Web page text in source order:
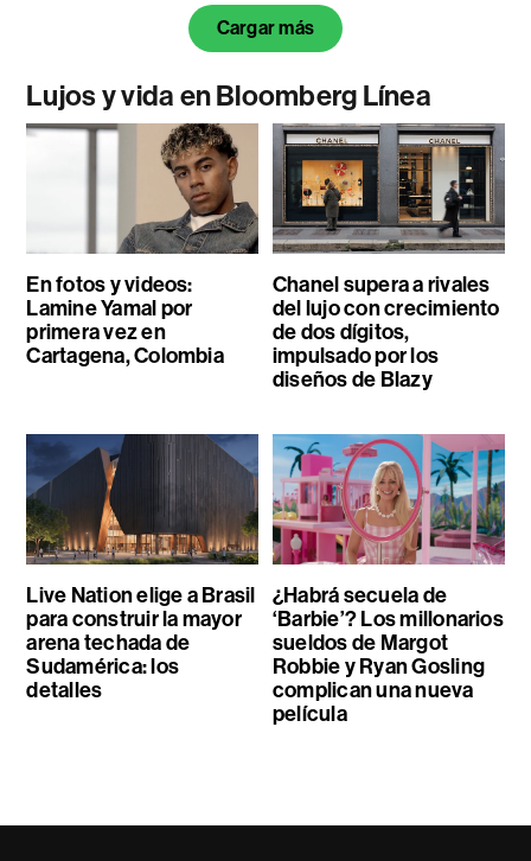
Cargar más
Lujos y vida en Bloomberg Línea
En fotos y videos:
Lamine Yamal por
primera vez en
Cartagena, Colombia
Chanel supera a rivales
del lujo con crecimiento
de dos dígitos,
impulsado por los
diseños de Blazy
Live Nation elige a Brasil
para construir la mayor
arena techada de
Sudamérica: los
detalles
¿Habrá secuela de
‘Barbie’? Los millonarios
sueldos de Margot
Robbie y Ryan Gosling
complican una nueva
película